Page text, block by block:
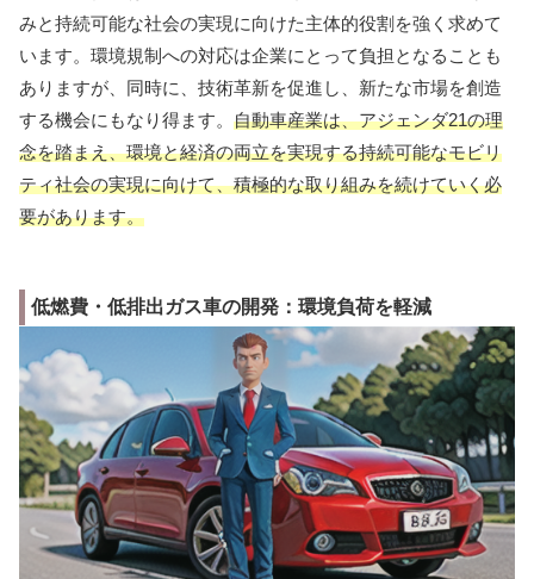
みと持続可能な社会の実現に向けた主体的役割を強く求めて
います。環境規制への対応は企業にとって負担となることも
ありますが、同時に、技術革新を促進し、新たな市場を創造
する機会にもなり得ます。 自動車産業は、アジェンダ21の理
念を踏まえ、環境と経済の両立を実現する持続可能なモビリ
ティ社会の実現に向けて、積極的な取り組みを続けていく必
要があります。
低燃費・低排出ガス車の開発：環境負荷を軽減